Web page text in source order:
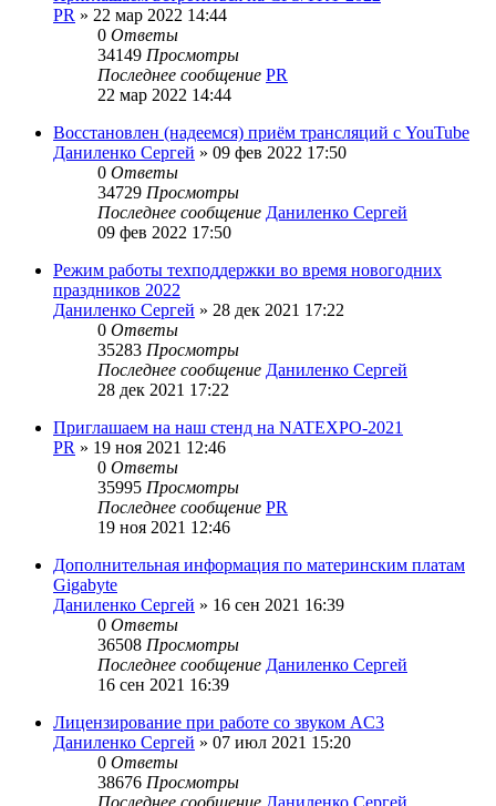
PR » 22 мар 2022 14:44
0 Ответы
34149 Просмотры
Последнее сообщение PR
22 мар 2022 14:44
Восстановлен (надеемся) приём трансляций с YouTube
Даниленко Сергей » 09 фев 2022 17:50
0 Ответы
34729 Просмотры
Последнее сообщение Даниленко Сергей
09 фев 2022 17:50
Режим работы техподдержки во время новогодних
праздников 2022
Даниленко Сергей » 28 дек 2021 17:22
0 Ответы
35283 Просмотры
Последнее сообщение Даниленко Сергей
28 дек 2021 17:22
Приглашаем на наш стенд на NATEXPO-2021
PR » 19 ноя 2021 12:46
0 Ответы
35995 Просмотры
Последнее сообщение PR
19 ноя 2021 12:46
Дополнительная информация по материнским платам
Gigabyte
Даниленко Сергей » 16 сен 2021 16:39
0 Ответы
36508 Просмотры
Последнее сообщение Даниленко Сергей
16 сен 2021 16:39
Лицензирование при работе со звуком AC3
Даниленко Сергей » 07 июл 2021 15:20
0 Ответы
38676 Просмотры
Последнее сообщение Даниленко Сергей